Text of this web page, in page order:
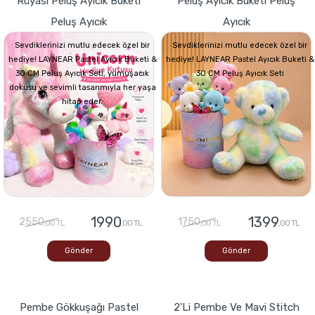
Peluş Ayıcık
Sevdiklerinizi mutlu edecek özel bir
hediye! LAYNEAR Pastel Ayıcık Buketi &
30 CM Peluş Ayıcık Seti, yumuşacık
dokusu ve sevimli tasarımıyla her yaşa
hitap eder.
2550,00 TL 1990,00 TL
Gönder
Ayıcık
Sevdiklerinizi mutlu edecek özel bir
hediye! LAYNEAR Pastel Ayıcık Buketi &
30 CM Peluş Ayıcık Seti
1750,00 TL 1399,00 TL
Gönder
Pembe Gökkuşağı Pastel
2'li Pembe Ve Mavi Stitch